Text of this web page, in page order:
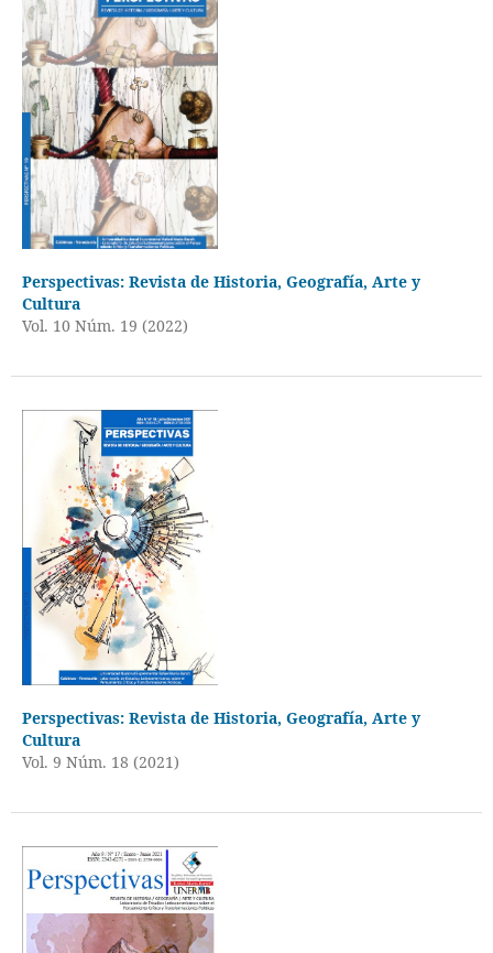
Perspectivas: Revista de Historia, Geografía, Arte y
Cultura
Vol. 10 Núm. 19 (2022)
Perspectivas: Revista de Historia, Geografía, Arte y
Cultura
Vol. 9 Núm. 18 (2021)